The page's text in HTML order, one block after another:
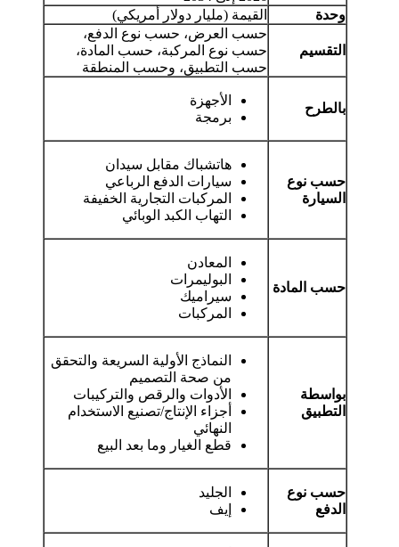
وحدة
القيمة (مليار دولار أمريكي)
التقسيم
حسب العرض، حسب نوع الدفع،
حسب نوع المركبة، حسب المادة،
حسب التطبيق، وحسب المنطقة
بالطرح
الأجهزة
برمجة
حسب نوع
السيارة
هاتشباك مقابل سيدان
سيارات الدفع الرباعي
المركبات التجارية الخفيفة
التهاب الكبد الوبائي
حسب المادة
المعادن
البوليمرات
سيراميك
المركبات
بواسطة
التطبيق
النماذج الأولية السريعة والتحقق
من صحة التصميم
الأدوات والرقص والتركيبات
أجزاء الإنتاج/تصنيع الاستخدام
النهائي
قطع الغيار وما بعد البيع
حسب نوع
الدفع
الجليد
إيف